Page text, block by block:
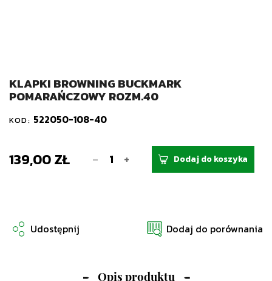
KLAPKI BROWNING BUCKMARK
POMARAŃCZOWY ROZM.40
KOD: 522050-108-40
139,00 ZŁ - + Dodaj do koszyka
Udostępnij Dodaj do porównania
Opis produktu